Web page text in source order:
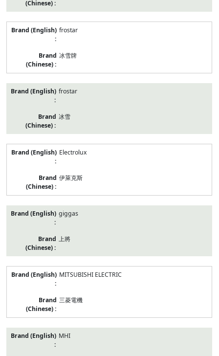
frostar
冰雪牌
frostar
冰雪
Electrolux
伊萊克斯
giggas
上將
MITSUBISHI ELECTRIC
三菱電機
MHI